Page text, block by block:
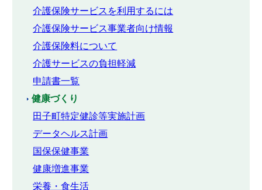
介護保険サービスを利用するには
介護保険サービス事業者向け情報
介護保険料について
介護サービスの負担軽減
申請書一覧
健康づくり
田子町特定健診等実施計画
データヘルス計画
国保保健事業
健康増進事業
栄養・食生活